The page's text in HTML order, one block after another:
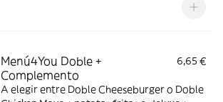
Menú4You Doble +
Complemento
6,65 €
A elegir entre Doble Cheeseburger o Doble